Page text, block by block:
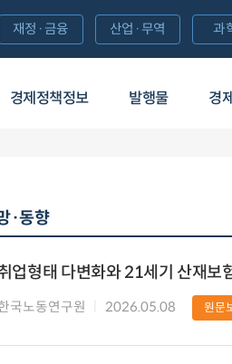
경제정책정보 발행물 경
재정·금융 산업·무역 과
·동향
업형태 다변화와 21세기 산재보
국노동연구원 2026.05.08 원문